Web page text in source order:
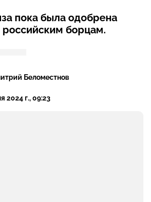
пока была одобрена
российским борцам.
Беломестнов
2024 г., 09:23